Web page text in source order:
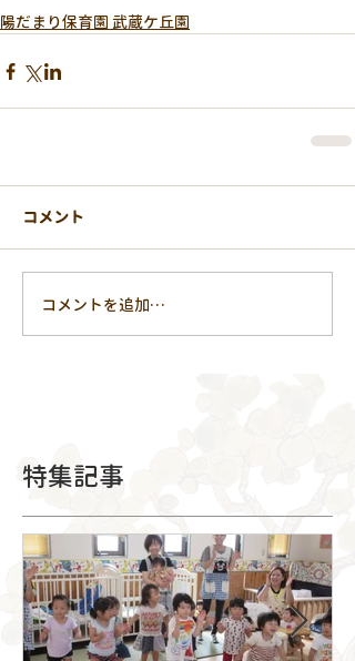
陽だまり保育園 武蔵ケ丘園
コメント
コメントを追加…
特集記事